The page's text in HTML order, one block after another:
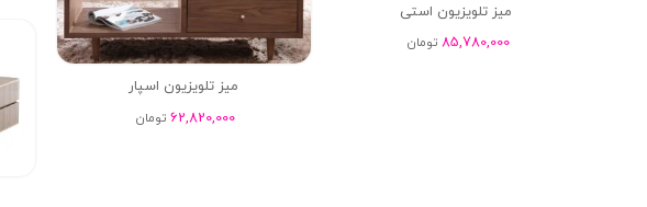
میز تلویزیون استی
85,780,000 تومان
میز تلویزیون اسپار
62,820,000 تومان